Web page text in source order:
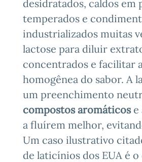
desidratados, caldos em
temperados e
industrializados muitas
lactose para diluir
concentrados e facilitar
homogênea do sabor. A
um preenchimento
compostos aromáticose
a fluírem melhor,
Um caso ilustrativo
de laticínios dos EUA é